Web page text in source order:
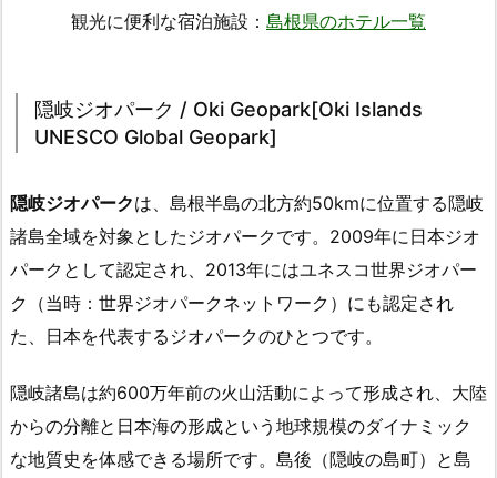
観光に便利な宿泊施設： 島根県のホテル一覧
隠岐ジオパーク / Oki Geopark[Oki Islands
UNESCO Global Geopark]
隠岐ジオパークは、島根半島の北方約50kmに位置する隠岐
諸島全域を対象としたジオパークです。2009年に日本ジオ
パークとして認定され、2013年にはユネスコ世界ジオパー
ク（当時：世界ジオパークネットワーク）にも認定され
た、日本を代表するジオパークのひとつです。
隠岐諸島は約600万年前の火山活動によって形成され、大陸
からの分離と日本海の形成という地球規模のダイナミック
な地質史を体感できる場所です。島後（隠岐の島町）と島